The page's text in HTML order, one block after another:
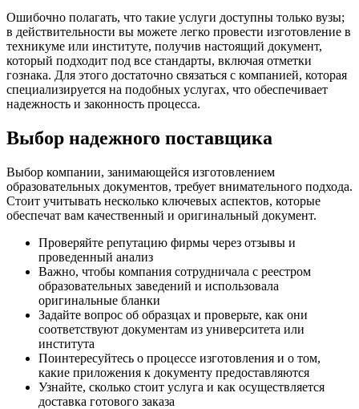
Ошибочно полагать, что такие услуги доступны только вузы;
в действительности вы можете легко провести изготовление в
техникуме или институте, получив настоящий документ,
который подходит под все стандарты, включая отметки
гознака. Для этого достаточно связаться с компанией, которая
специализируется на подобных услугах, что обеспечивает
надежность и законность процесса.
Выбор надежного поставщика
Выбор компании, занимающейся изготовлением
образовательных документов, требует внимательного подхода.
Стоит учитывать несколько ключевых аспектов, которые
обеспечат вам качественный и оригинальный документ.
Проверяйте репутацию фирмы через отзывы и
проведенный анализ
Важно, чтобы компания сотрудничала с реестром
образовательных заведений и использовала
оригинальные бланки
Задайте вопрос об образцах и проверьте, как они
соответствуют документам из университета или
института
Поинтересуйтесь о процессе изготовления и о том,
какие приложения к документу предоставляются
Узнайте, сколько стоит услуга и как осуществляется
доставка готового заказа